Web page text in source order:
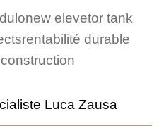
new elevetor tank
rentabilité durable
Luca Zausa